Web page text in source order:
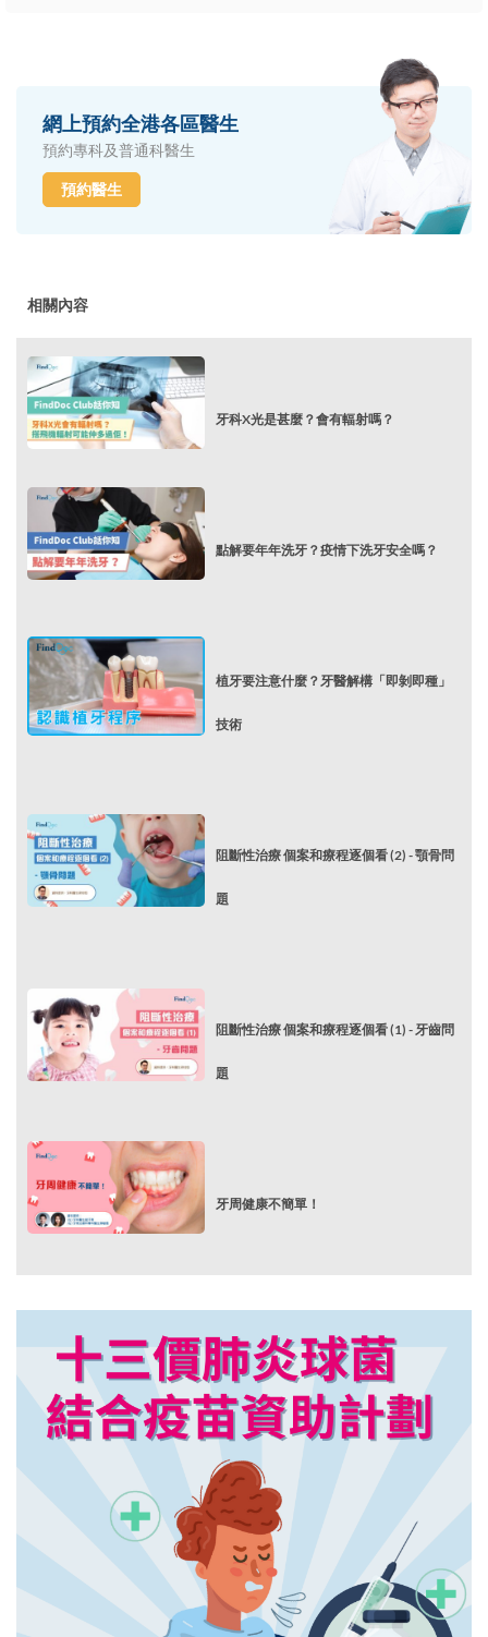
網上預約全港各區醫生
預約專科及普通科醫生
預約醫生
相關內容
牙科X光是甚麼？會有輻射嗎？
點解要年年洗牙？疫情下洗牙安全嗎？
植牙要注意什麼？牙醫解構「即剝即種」
技術
阻斷性治療 個案和療程逐個看 (2) - 顎骨問
題
阻斷性治療 個案和療程逐個看 (1) - 牙齒問
題
牙周健康不簡單！